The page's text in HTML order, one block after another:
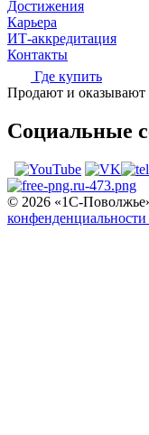
Достижения
Карьера
ИТ-аккредитация
Контакты
Где купить
Продают и оказывают
Социальные
© 2026
конфенденциальности